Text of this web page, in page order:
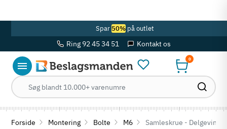
Spar 50%på outlet
Ring 92 45 34 51 Kontakt os
0
Forside Montering Bolte M6 Samleskrue - Delgevind -